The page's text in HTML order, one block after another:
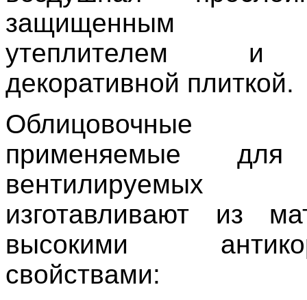
защищенным
утеплителем и
декоративной плиткой.
применяемые для
вентилируемых
изготавливают из
высокими
свойствами: